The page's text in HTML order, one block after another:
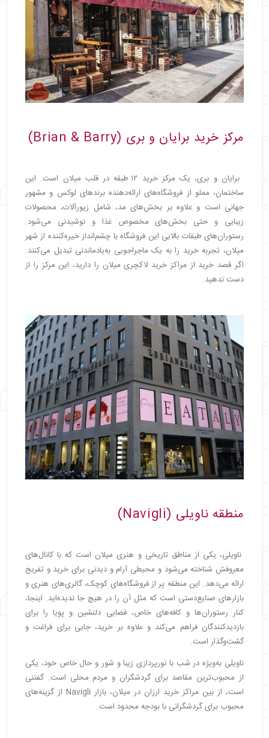
مرکز خرید برایان و بری (Brian & Barry)
برایان و بری، یک مرکز خرید ۱۲ طبقه در قلب میلان است. این
ساختمان، مملو از فروشگاه‌های ارائه‌دهنده برندهای لوکس و مشهور
جهانی است و علاوه بر بخش‌های مد، شامل زیورآلات، محصولات
زیبایی و حتی بخش‌های مخصوص غذا و نوشیدنی می‌شود.
رستوران‌های طبقات بالایی این فروشگاه با چشم‌انداز خیره‌کننده از شهر
میلان، تجربه خرید را به یک ماجراجویی به‌یادماندنی تبدیل می‌کنند.
اگر قصد خرید از مراکز خرید لاکچری میلان را دارید، این مرکز را از
دست ندهید.
منطقه ناویلی (Navigli)
ناویلی، یکی از مناطق تاریخی و هنری میلان است که با کانال‌های
معروفش شناخته می‌شود و محیطی آرام و دیدنی برای خرید و تفریح
ارائه می‌دهد. این منطقه پر از فروشگاه‌های کوچک، گالری‌های هنری و
بازارهای صنایع‌دستی است که مثل آن را در هیچ جا ندیده‌اید. اینجا،
کنار رستوران‌ها و کافه‌های خاص، فضایی دلنشین و پویا را برای
بازدیدکنندگان فراهم می‌کند و علاوه بر خرید، جایی برای فراغت و
گشت‌وگذار است.
ناویلی به‌ویژه در شب با نورپردازی زیبا و شور و حال خاص خود، یکی
از محبوب‌ترین مقاصد برای گردشگران و مردم محلی است. گفتنی
است، از بین مراکز خرید ارزان در میلان، بازار Navigli از گزینه‌های
محبوب برای گردشگرانی با بودجه محدود است.